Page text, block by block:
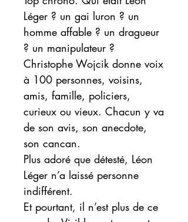
Léger ? un gai luron ? un
homme affable ? un dragueur
? un manipulateur ?
Christophe Wojcik donne voix
à 100 personnes, voisins,
amis, famille, policiers,
curieux ou vieux. Chacun y va
de son avis, son anecdote,
son cancan.
Plus adoré que détesté, Léon
Léger n’a laissé personne
indifférent.
Et pourtant, il n’est plus de ce